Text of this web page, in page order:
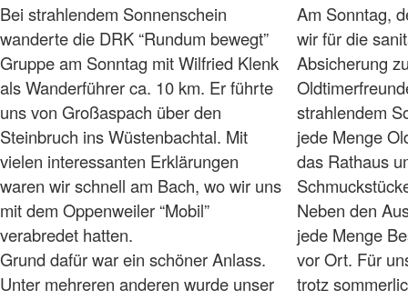
Bei strahlendem Sonnenschein
wanderte die DRK “Rundum bewegt”
Gruppe am Sonntag mit Wilfried Klenk
als Wanderführer ca. 10 km. Er führte
uns von Großaspach über den
Steinbruch ins Wüstenbachtal. Mit
vielen interessanten Erklärungen
waren wir schnell am Bach, wo wir uns
mit dem Oppenweiler “Mobil”
verabredet hatten.
Grund dafür war ein schöner Anlass.
Unter mehreren anderen wurde unser
Am Sonntag,
wir für die
Absicherung
strahlendem
jede Menge
das Rathaus
Neben den
jede Menge
vor Ort. Für
trotz